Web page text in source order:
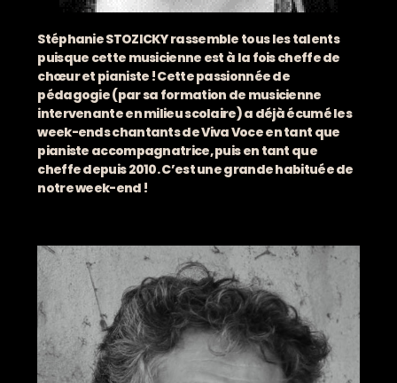
Stéphanie STOZICKY rassemble tous les talents
puisque cette musicienne est à la fois cheffe de
chœur et pianiste ! Cette passionnée de
pédagogie (par sa formation de musicienne
intervenante en milieu scolaire) a déjà écumé les
week-ends chantants de Viva Voce en tant que
pianiste accompagnatrice, puis en tant que
cheffe depuis 2010. C’est une grande habituée de
notre week-end !